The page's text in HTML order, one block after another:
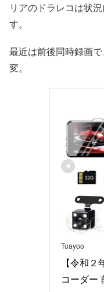
リアのドラレコは状
す。
最近は前後同時録画
変。
Tuayoo
【令和
コーダー